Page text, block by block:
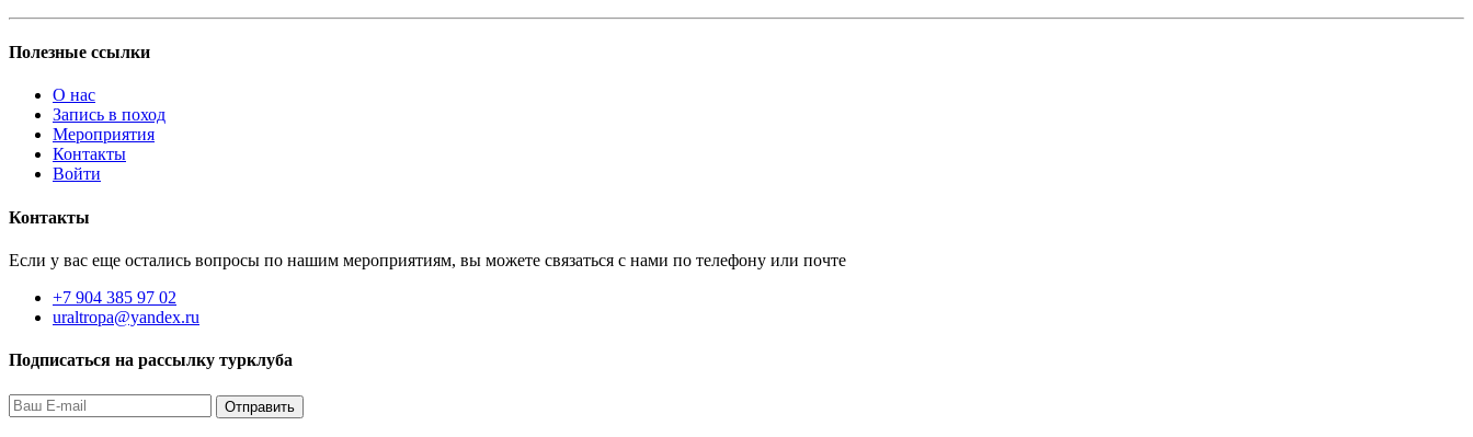
Полезные ссылки
О нас
Запись в поход
Мероприятия
Контакты
Войти
Контакты
Если у вас еще остались вопросы по нашим мероприятиям, вы можете связаться с нами по телефону или почте
+7 904 385 97 02
uraltropa@yandex.ru
Подписаться на рассылку турклуба